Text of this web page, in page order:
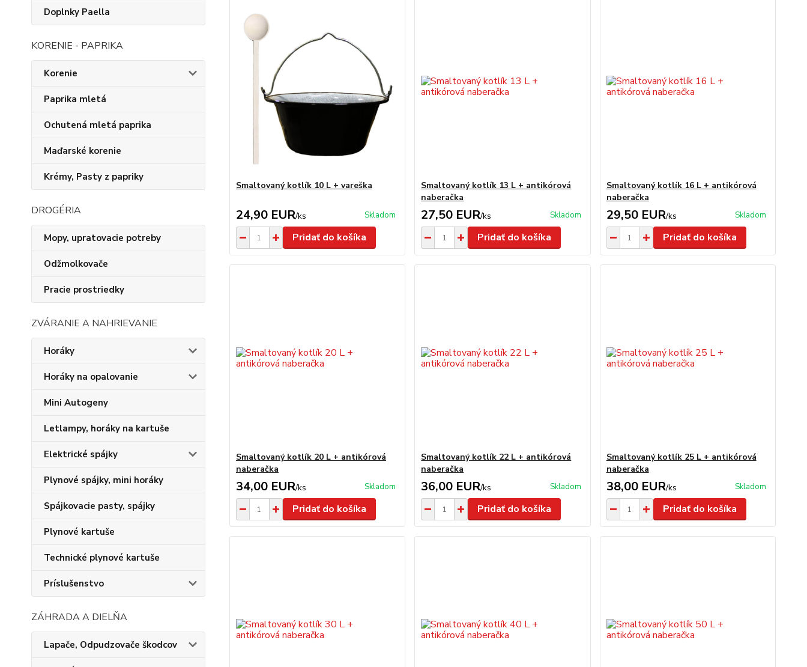
Doplnky Paella
KORENIE - PAPRIKA
Korenie
Paprika mletá
Ochutená mletá paprika
Maďarské korenie
Krémy, Pasty z papriky
DROGÉRIA
Mopy, upratovacie potreby
Odžmolkovače
Pracie prostriedky
ZVÁRANIE A NAHRIEVANIE
Horáky
Horáky na opalovanie
Mini Autogeny
Letlampy, horáky na kartuše
Elektrické spájky
Plynové spájky, mini horáky
Spájkovacie pasty, spájky
Plynové kartuše
Technické plynové kartuše
Príslušenstvo
ZÁHRADA A DIELŇA
Lapače, Odpudzovače škodcov
Smaltovaný kotlík 10 L + vareška
24,90 EUR/ks Skladom
Pridať do košíka
Smaltovaný kotlík 13 L + antikórová
naberačka
27,50 EUR/ks Skladom
Pridať do košíka
Smaltovaný kotlík 16 L + antikórová
naberačka
29,50 EUR/ks Skladom
Pridať do košíka
Smaltovaný kotlík 20 L + antikórová
naberačka
34,00 EUR/ks Skladom
Pridať do košíka
Smaltovaný kotlík 22 L + antikórová
naberačka
36,00 EUR/ks Skladom
Pridať do košíka
Smaltovaný kotlík 25 L + antikórová
naberačka
38,00 EUR/ks Skladom
Pridať do košíka